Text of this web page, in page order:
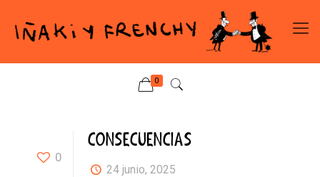
0
0
CONSECUENCIAS
24 junio, 2025